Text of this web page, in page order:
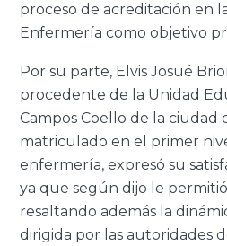
proceso de acreditación en
Enfermería como objetivo
Por su parte, Elvis Josué
procedente de la Unidad
Campos Coello de la ciudad
matriculado en el primer
enfermería, expresó su
ya que según dijo le
resaltando además la
dirigida por las autoridades